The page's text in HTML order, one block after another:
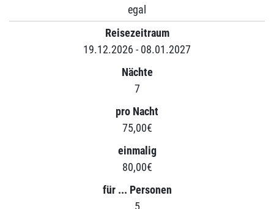
egal
Reisezeitraum
19.12.2026 - 08.01.2027
Nächte
7
pro Nacht
75,00€
einmalig
80,00€
für ... Personen
5